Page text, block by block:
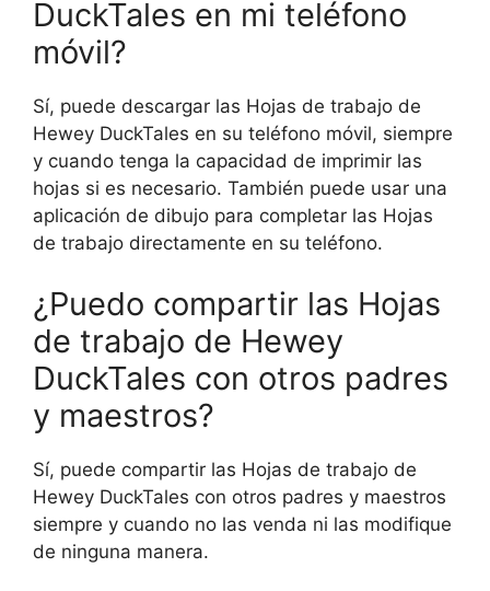
DuckTales en mi teléfono
móvil?
Sí, puede descargar las Hojas de trabajo de
Hewey DuckTales en su teléfono móvil, siempre
y cuando tenga la capacidad de imprimir las
hojas si es necesario. También puede usar una
aplicación de dibujo para completar las Hojas
de trabajo directamente en su teléfono.
¿Puedo compartir las Hojas
de trabajo de Hewey
DuckTales con otros padres
y maestros?
Sí, puede compartir las Hojas de trabajo de
Hewey DuckTales con otros padres y maestros
siempre y cuando no las venda ni las modifique
de ninguna manera.